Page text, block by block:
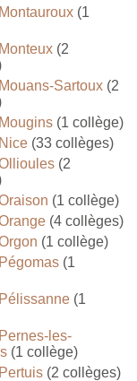
(1
(2
Sartoux (2
(1 collège)
(33 collèges)
(2
(1 collège)
(4 collèges)
(1 collège)
(1
(1
les-
(1 collège)
(2 collèges)